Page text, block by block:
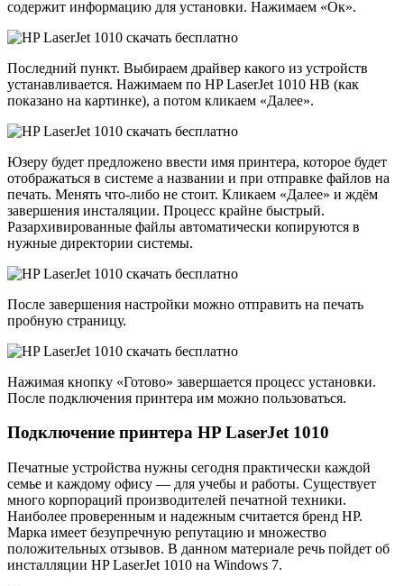
содержит информацию для установки. Нажимаем «Ок».
Последний пункт. Выбираем драйвер какого из устройств
устанавливается. Нажимаем по HP LaserJet 1010 HB (как
показано на картинке), а потом кликаем «Далее».
Юзеру будет предложено ввести имя принтера, которое будет
отображаться в системе а названии и при отправке файлов на
печать. Менять что-либо не стоит. Кликаем «Далее» и ждём
завершения инсталяции. Процесс крайне быстрый.
Разархивированные файлы автоматически копируются в
нужные директории системы.
После завершения настройки можно отправить на печать
пробную страницу.
Нажимая кнопку «Готово» завершается процесс установки.
После подключения принтера им можно пользоваться.
Подключение принтера HP LaserJet 1010
Печатные устройства нужны сегодня практически каждой
семье и каждому офису — для учебы и работы. Существует
много корпораций производителей печатной техники.
Наиболее проверенным и надежным считается бренд HP.
Марка имеет безупречную репутацию и множество
положительных отзывов. В данном материале речь пойдет об
инсталляции HP LaserJet 1010 на Windows 7.